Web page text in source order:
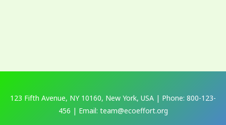
123 Fifth Avenue, NY 10160, New York, USA | Phone: 800-123-
456 | Email: team@ecoeffort.org